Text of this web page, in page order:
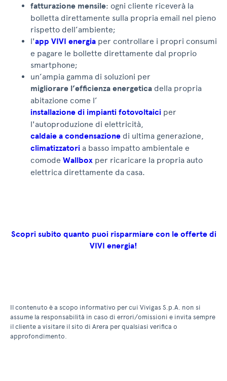
fatturazione mensile: ogni cliente riceverà la
bolletta direttamente sulla propria email nel pieno
rispetto dell’ambiente;
l'app VIVI energia per controllare i propri consumi
e pagare le bollette direttamente dal proprio
smartphone;
un’ampia gamma di soluzioni per
migliorare l’efficienza energetica della propria
abitazione come l’
installazione di impianti fotovoltaici per
l'autoproduzione di elettricità,
caldaie a condensazione di ultima generazione,
climatizzatori a basso impatto ambientale e
comode Wallbox per ricaricare la propria auto
elettrica direttamente da casa.
Scopri subito quanto puoi risparmiare con le offerte di
VIVI energia!
Il contenuto è a scopo informativo per cui Vivigas S.p.A. non si
assume la responsabilità in caso di errori/omissioni e invita sempre
il cliente a visitare il sito di Arera per qualsiasi verifica o
approfondimento.